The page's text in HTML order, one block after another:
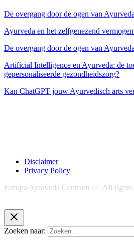
De overgang door de ogen van
Ayurveda en het zelfgenezend
De overgang door de ogen van
Artificial Intelligence en Ayurveda: de
gepersonaliseerde gezondheidszorg?
Kan ChatGPT jouw Ayurvedisch arts
Disclaimer
Privacy Policy
Europa Ayurveda Centrum © | All rights
Zoeken naar: